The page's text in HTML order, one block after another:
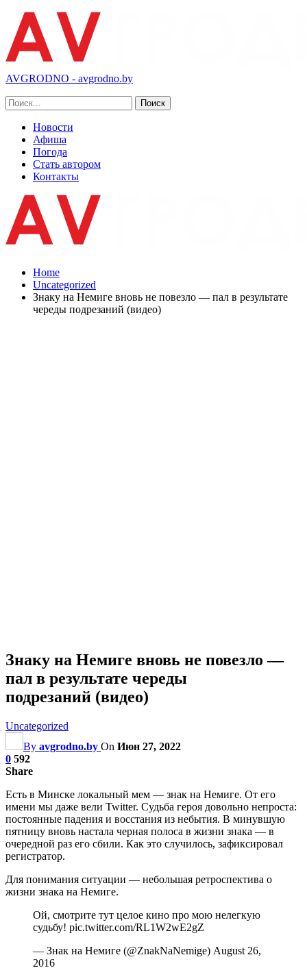
AVGRODNO - avgrodno.by
Новости
Афиша
Погода
Стать автором
Контакты
Home
Uncategorized
Знаку на Немиге вновь не повезло — пал в результате
череды подрезаний (видео)
Знаку на Немиге вновь не повезло —
пал в результате череды
подрезаний (видео)
Uncategorized
By avgrodno.by On Июн 27, 2022
0 592
Share
Есть в Минске локальный мем — знак на Немиге. От его
имени мы даже вели Twitter. Судьба героя довольно непроста:
постоянные падения и восстания из небытия. В минувшую
пятницу вновь настала черная полоса в жизни знака — в
очередной раз его сбили. Как это случилось, зафиксировал
регистратор.
Для понимания ситуации — небольшая ретроспектива о
жизни знака на Немиге.
Ой, смотрите тут целое кино про мою нелегкую
судьбу! pic.twitter.com/RL1W2wE2gZ
— Знак на Немиге (@ZnakNaNemige) August 26,
2016